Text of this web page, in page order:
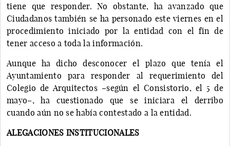
tiene que responder. No obstante, ha avanzado que
Ciudadanos también se ha personado este viernes en el
procedimiento iniciado por la entidad con el fin de
tener acceso a toda la información.
Aunque ha dicho desconocer el plazo que tenía el
Ayuntamiento para responder al requerimiento del
Colegio de Arquitectos –según el Consistorio, el 5 de
mayo–, ha cuestionado que se iniciara el derribo
cuando aún no se había contestado a la entidad.
ALEGACIONES INSTITUCIONALES